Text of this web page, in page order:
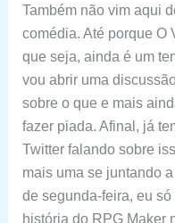
Também não vim aqui
comédia. Até porque O
que seja, ainda é um
vou abrir uma
sobre o que e mais
fazer piada. Afinal, já
Twitter falando sobre
mais uma se juntando
de segunda-feira, eu
história do RPG Maker